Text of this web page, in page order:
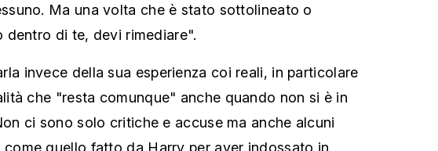
Ma una volta che è stato sottolineato o
dentro di te, devi rimediare".
invece della sua esperienza coi reali, in particolare
che "resta comunque" anche quando non si è in
ci sono solo critiche e accuse ma anche alcuni
come quello fatto da Harry per aver indossato in